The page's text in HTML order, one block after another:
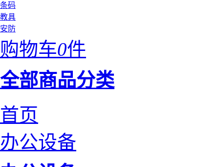
条码
教具
安防
购物车0件
全部商品分类
首页
办公设备